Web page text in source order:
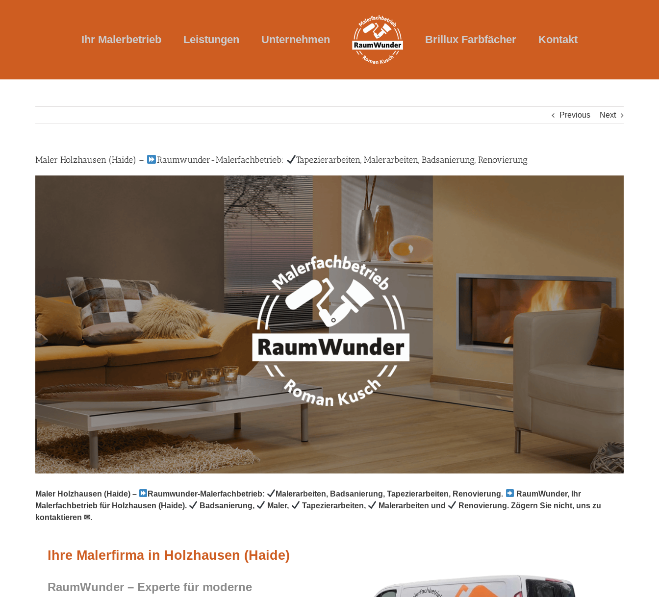
Ihr Malerbetrieb Leistungen Unternehmen Brillux Farbfächer Kontakt
Previous Next
Maler Holzhausen (Haide) – Raumwunder-Malerfachbetrieb: Tapezierarbeiten, Malerarbeiten, Badsanierung, Renovierung
Maler Holzhausen (Haide) – Raumwunder-Malerfachbetrieb: Malerarbeiten, Badsanierung, Tapezierarbeiten, Renovierung.
RaumWunder, Ihr
Malerfachbetrieb für Holzhausen (Haide).
Badsanierung, Maler, Tapezierarbeiten, Malerarbeiten und
Renovierung. Zögern Sie nicht, uns zu
kontaktieren ✉.
Ihre Malerfirma in Holzhausen (Haide)
RaumWunder – Experte für moderne